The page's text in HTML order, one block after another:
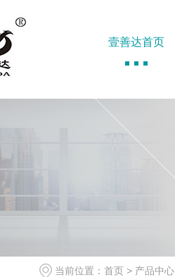
壹善达首页
当前位置： 首页 > 产品中心